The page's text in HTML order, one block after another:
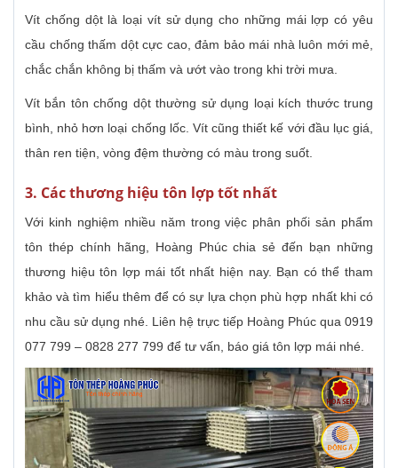
Vít chống dột là loại vít sử dụng cho những mái lợp có yêu
cầu chống thấm dột cực cao, đảm bảo mái nhà luôn mới mẻ,
chắc chắn không bị thấm và ướt vào trong khi trời mưa.
Vít bắn tôn chống dột thường sử dụng loại kích thước trung
bình, nhỏ hơn loại chống lốc. Vít cũng thiết kế với đầu lục giá,
thân ren tiện, vòng đệm thường có màu trong suốt.
3. Các thương hiệu tôn lợp tốt nhất
Với kinh nghiệm nhiều năm trong việc phân phối sản phẩm
tôn thép chính hãng, Hoàng Phúc chia sẻ đến bạn những
thương hiệu tôn lợp mái tốt nhất hiện nay. Bạn có thể tham
khảo và tìm hiểu thêm để có sự lựa chọn phù hợp nhất khi có
nhu cầu sử dụng nhé. Liên hệ trực tiếp Hoàng Phúc qua 0919
077 799 – 0828 277 799 để tư vấn, báo giá tôn lợp mái nhé.